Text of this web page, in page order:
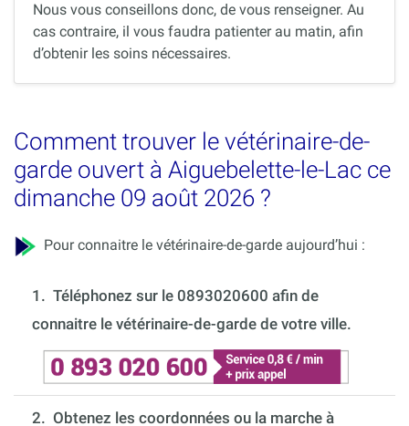
Nous vous conseillons donc, de vous renseigner. Au
cas contraire, il vous faudra patienter au matin, afin
d’obtenir les soins nécessaires.
Comment trouver le vétérinaire-de-
garde ouvert à Aiguebelette-le-Lac ce
dimanche 09 août 2026 ?
Pour connaitre le vétérinaire-de-garde aujourd’hui :
1. Téléphonez sur le 0893020600 afin de
connaitre le vétérinaire-de-garde de votre ville.
2. Obtenez les coordonnées ou la marche à